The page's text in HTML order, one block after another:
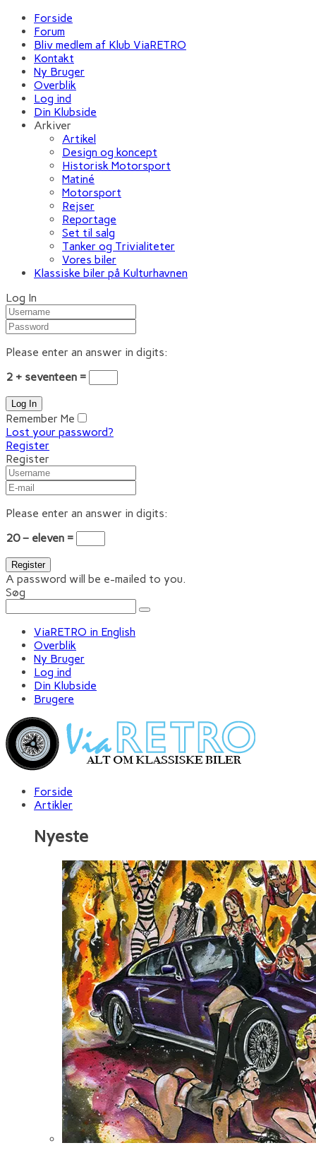
Forside
Forum
Bliv medlem af Klub ViaRETRO
Kontakt
Ny Bruger
Overblik
Log ind
Din Klubside
Arkiver
Artikel
Design og koncept
Historisk Motorsport
Matiné
Motorsport
Rejser
Reportage
Set til salg
Tanker og Trivialiteter
Vores biler
Klassiske biler på Kulturhavnen
Log In
Please enter an answer in digits:
2 + seventeen =
Remember Me
Lost your password?
Register
Register
Please enter an answer in digits:
20 − eleven =
A password will be e-mailed to you.
Søg
ViaRETRO in English
Overblik
Ny Bruger
Log ind
Din Klubside
Brugere
Forside
Artikler
Nyeste